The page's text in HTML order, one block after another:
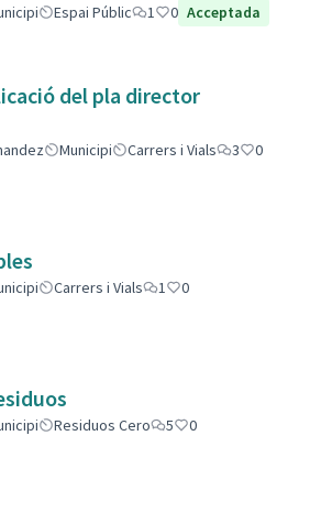
Espai Públic 1 0 Acceptada
del pla director
Municipi Carrers i Vials 3
0
Carrers i Vials 1
0
Residuos Cero 5
0